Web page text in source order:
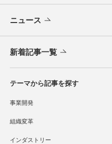
ニュース
新着記事一覧
テーマから記事を探す
事業開発
組織変革
インダストリー